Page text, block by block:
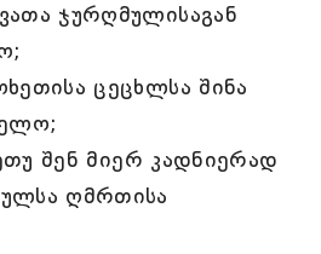
ჯურღმულისაგან
ცეცხლსა შინა
შენ მიერ კადნიერად
ღმრთისა